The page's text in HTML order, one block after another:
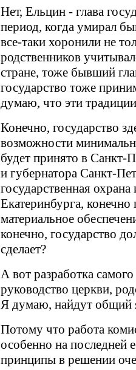
Нет, Ельцин - глава
период, когда умирал
все-таки хоронили не
родственников
стране, тоже бывший
государство тоже
думаю, что эти
Конечно, государство
возможности
будет принято в Санкт-
и губернатора Санкт-
государственная
Екатеринбурга,
материальное
конечно, государство
сделает?
А вот разработка
руководство церкви,
Я думаю, найдут общий
Потому что работа
особенно на последней
принципы в решении